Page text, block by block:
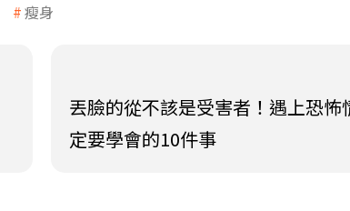
瘦身
丟臉的從不該是受害者！遇上恐怖
定要學會的10件事